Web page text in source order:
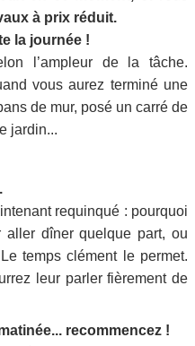
à prix réduit.
la journée !
l’ampleur de la tâche.
vous aurez terminé une
de mur, posé un carré de
jardin...
requinqué : pourquoi
dîner quelque part, ou
temps clément le permet.
leur parler fièrement de
recommencez !